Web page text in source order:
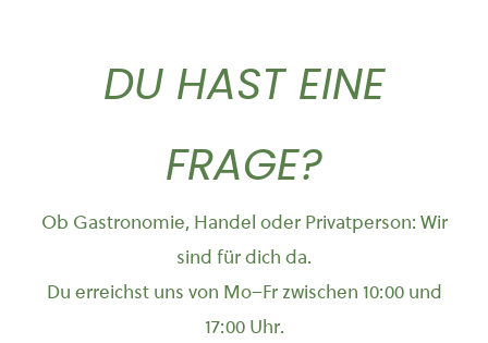
DU HAST EINE
FRAGE?
Ob Gastronomie, Handel oder Privatperson: Wir
sind für dich da.
Du erreichst uns von Mo–Fr zwischen 10:00 und
17:00 Uhr.